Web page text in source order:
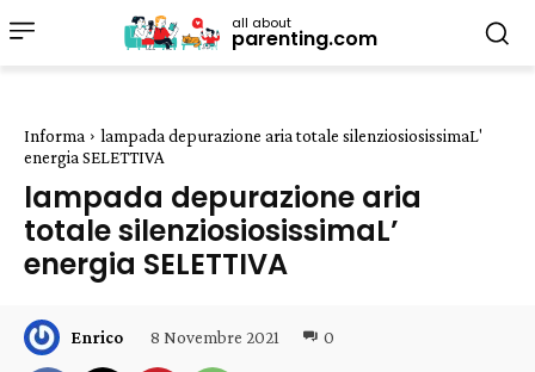
all about
parenting.com
Informa
lampada depurazione aria totale silenziosiosissimaL'
energia SELETTIVA
lampada depurazione aria
totale silenziosiosissimaL’
energia SELETTIVA
Enrico 8 Novembre 2021 0